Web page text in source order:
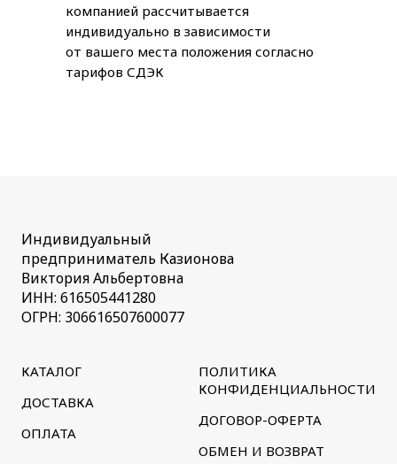
компанией рассчитывается
индивидуально в зависимости
от вашего места положения согласно
тарифов СДЭК
Индивидуальный
предприниматель Казионова
Виктория Альбертовна
ИНН: 616505441280
ОГРН: 306616507600077
КАТАЛОГ
ДОСТАВКА
ОПЛАТА
ПОЛИТИКА
КОНФИДЕНЦИАЛЬНОСТИ
ДОГОВОР-ОФЕРТА
ОБМЕН И ВОЗВРАТ